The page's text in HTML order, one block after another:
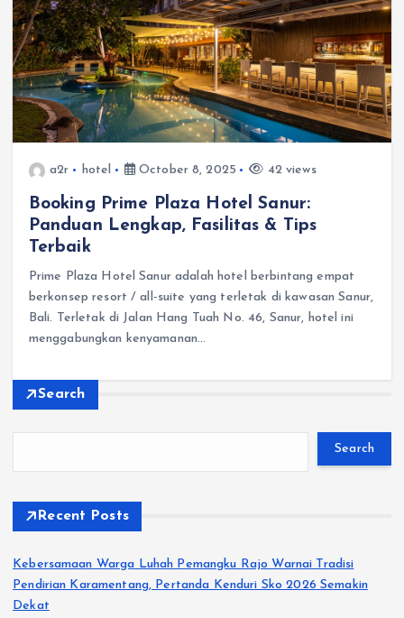
a2r hotel October 8, 2025 42 views
Booking Prime Plaza Hotel Sanur:
Panduan Lengkap, Fasilitas & Tips
Terbaik
Prime Plaza Hotel Sanur adalah hotel berbintang empat
berkonsep resort / all-suite yang terletak di kawasan Sanur,
Bali. Terletak di Jalan Hang Tuah No. 46, Sanur, hotel ini
menggabungkan kenyamanan…
Search
Search
Recent Posts
Kebersamaan Warga Luhah Pemangku Rajo Warnai Tradisi
Pendirian Karamentang, Pertanda Kenduri Sko 2026 Semakin
Dekat